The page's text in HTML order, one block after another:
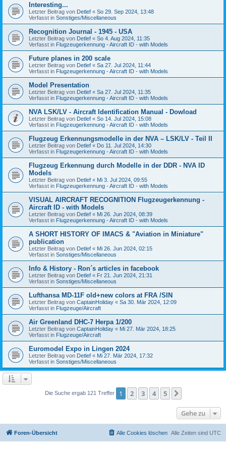
Interesting...
Letzter Beitrag von Detlef « So 29. Sep 2024, 13:48
Verfasst in Sonstiges/Miscellaneous
Recognition Journal - 1945 - USA
Letzter Beitrag von Detlef « So 4. Aug 2024, 11:35
Verfasst in Flugzeugerkennung - Aircraft ID - with Models
Future planes in 200 scale
Letzter Beitrag von Detlef « Sa 27. Jul 2024, 11:44
Verfasst in Flugzeugerkennung - Aircraft ID - with Models
Model Presentation
Letzter Beitrag von Detlef « Sa 27. Jul 2024, 11:35
Verfasst in Flugzeugerkennung - Aircraft ID - with Models
NVA LSK/LV - Aircraft Identification Manual - Dowload
Letzter Beitrag von Detlef « So 14. Jul 2024, 15:08
Verfasst in Flugzeugerkennung - Aircraft ID - with Models
Flugzeug Erkennungsmodelle in der NVA – LSK/LV - Teil II
Letzter Beitrag von Detlef « Do 11. Jul 2024, 14:30
Verfasst in Flugzeugerkennung - Aircraft ID - with Models
Flugzeug Erkennung durch Modelle in der DDR - NVA ID
Models
Letzter Beitrag von Detlef « Mi 3. Jul 2024, 09:55
Verfasst in Flugzeugerkennung - Aircraft ID - with Models
VISUAL AIRCRAFT RECOGNITION Flugzeugerkennung -
Aircraft ID - with Models
Letzter Beitrag von Detlef « Mi 26. Jun 2024, 08:39
Verfasst in Flugzeugerkennung - Aircraft ID - with Models
A SHORT HISTORY OF IMACS & "Aviation in Miniature"
publication
Letzter Beitrag von Detlef « Mi 26. Jun 2024, 02:15
Verfasst in Sonstiges/Miscellaneous
Info & History - Ron´s articles in facebook
Letzter Beitrag von Detlef « Fr 21. Jun 2024, 21:31
Verfasst in Sonstiges/Miscellaneous
Lufthansa MD-11F old+new colors at FRA /SIN
Letzter Beitrag von CaptainHoliday « Sa 30. Mär 2024, 12:09
Verfasst in Flugzeuge/Aircraft
Air Greenland DHC-7 Herpa 1/200
Letzter Beitrag von CaptainHoliday « Mi 27. Mär 2024, 18:25
Verfasst in Flugzeuge/Aircraft
Euromodel Expo in Lingen 2024
Letzter Beitrag von Detlef « Mi 27. Mär 2024, 17:32
Verfasst in Sonstiges/Miscellaneous
Die Suche ergab 121 Treffer 1 2 3 4 5
Gehe zu
Foren-Übersicht Alle Zeiten sind UTC
Alle Cookies löschen